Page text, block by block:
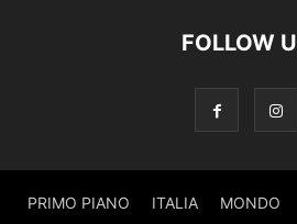
FOLLOW
PRIMO PIANO ITALIA MONDO